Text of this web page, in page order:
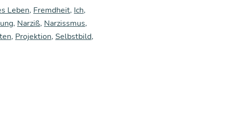
Leben, Fremdheit, Ich,
, Narziß, Narzissmus,
, Projektion, Selbstbild,